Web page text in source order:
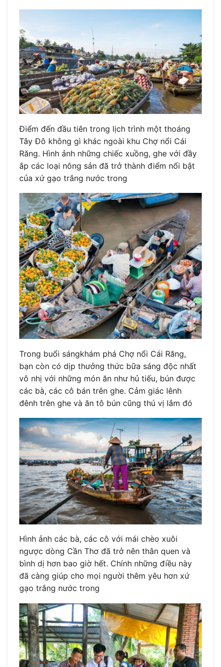
Điểm đến đầu tiên trong lịch trình một thoáng
Tây Đô không gì khác ngoài khu Chợ nổi Cái
Răng. Hình ảnh những chiếc xuồng, ghe với đầy
ắp các loại nông sản đã trở thành điểm nổi bật
của xứ gạo trắng nước trong
Trong buổi sángkhám phá Chợ nổi Cái Răng,
bạn còn có dịp thưởng thức bữa sáng độc nhất
vô nhị với những món ăn như hủ tiếu, bún được
các bà, các cô bán trên ghe. Cảm giác lênh
đênh trên ghe và ăn tô bún cũng thú vị lắm đó
Hình ảnh các bà, các cô với mái chèo xuôi
ngược dòng Cần Thơ đã trở nên thân quen và
bình dị hơn bao giờ hết. Chính những điều này
đã càng giúp cho mọi người thêm yêu hơn xứ
gạo trắng nước trong